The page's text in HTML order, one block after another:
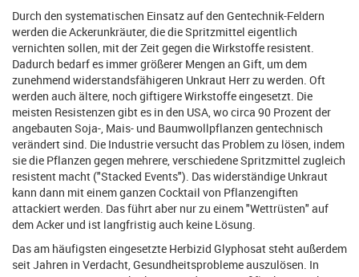
Durch den systematischen Einsatz auf den Gentechnik-Feldern
werden die Ackerunkräuter, die die Spritzmittel eigentlich
vernichten sollen, mit der Zeit gegen die Wirkstoffe resistent.
Dadurch bedarf es immer größerer Mengen an Gift, um dem
zunehmend widerstandsfähigeren Unkraut Herr zu werden. Oft
werden auch ältere, noch giftigere Wirkstoffe eingesetzt. Die
meisten Resistenzen gibt es in den USA, wo circa 90 Prozent der
angebauten Soja-, Mais- und Baumwollpflanzen gentechnisch
verändert sind. Die Industrie versucht das Problem zu lösen, indem
sie die Pflanzen gegen mehrere, verschiedene Spritzmittel zugleich
resistent macht ("Stacked Events"). Das widerständige Unkraut
kann dann mit einem ganzen Cocktail von Pflanzengiften
attackiert werden. Das führt aber nur zu einem "Wettrüsten" auf
dem Acker und ist langfristig auch keine Lösung.
Das am häufigsten eingesetzte Herbizid Glyphosat steht außerdem
seit Jahren in Verdacht, Gesundheitsprobleme auszulösen. In